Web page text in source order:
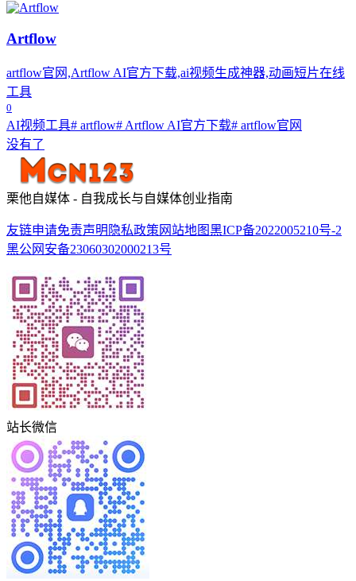
Artflow
artflow官网,Artflow AI官方下载,ai视频生成神器,动画短片在线
工具
0
AI视频工具# artflow# Artflow AI官方下载# artflow官网
没有了
栗他自媒体 - 自我成长与自媒体创业指南
友链申请免责声明 隐私政策 网站地图黑ICP备2022005210号-2
黑公网安备23060302000213号
站长微信